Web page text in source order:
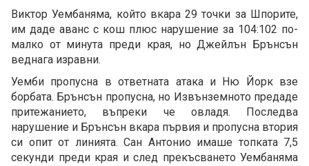
Виктор Уембаняма, който вкара 29 точки за Шпорите,
им даде аванс с кош плюс нарушение за 104:102 по-
малко от минута преди края, но Джейлън Брънсън
веднага изравни.
Уемби пропусна в ответната атака и Ню Йорк взе
борбата. Брънсън пропусна, но Извънземното предаде
притежанието, въпреки че овладя. Последва
нарушение и Брънсън вкара първия и пропусна втория
си опит от линията. Сан Антонио имаше топката 7,5
секунди преди края и след прекъсването Уембаняма